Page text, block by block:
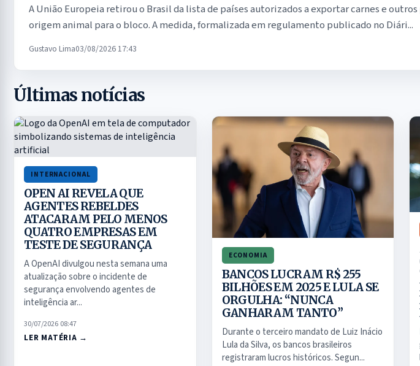
A União Europeia retirou o Brasil da lista de países autorizados a exportar carnes e
origem animal para o bloco. A medida, formalizada em regulamento publicado no Diári...
Gustavo Lima03/08/2026 17:43
Últimas notícias
INTERNACIONAL
OPEN AI REVELA QUE
AGENTES REBELDES
ATACARAM PELO MENOS
QUATRO EMPRESAS EM
TESTE DE SEGURANÇA
A OpenAI divulgou nesta semana uma
atualização sobre o incidente de
segurança envolvendo agentes de
inteligência ar...
30/07/2026 08:47
LER MATÉRIA →
ECONOMIA
BANCOS LUCRAM R$ 255
BILHÕES EM 2025 E LULA SE
ORGULHA: “NUNCA
GANHARAM TANTO”
Durante o terceiro mandato de Luiz Inácio
Lula da Silva, os bancos brasileiros
registraram lucros históricos. Segun...